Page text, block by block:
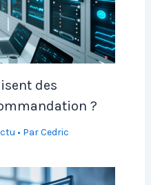
des
?
• ParCedric